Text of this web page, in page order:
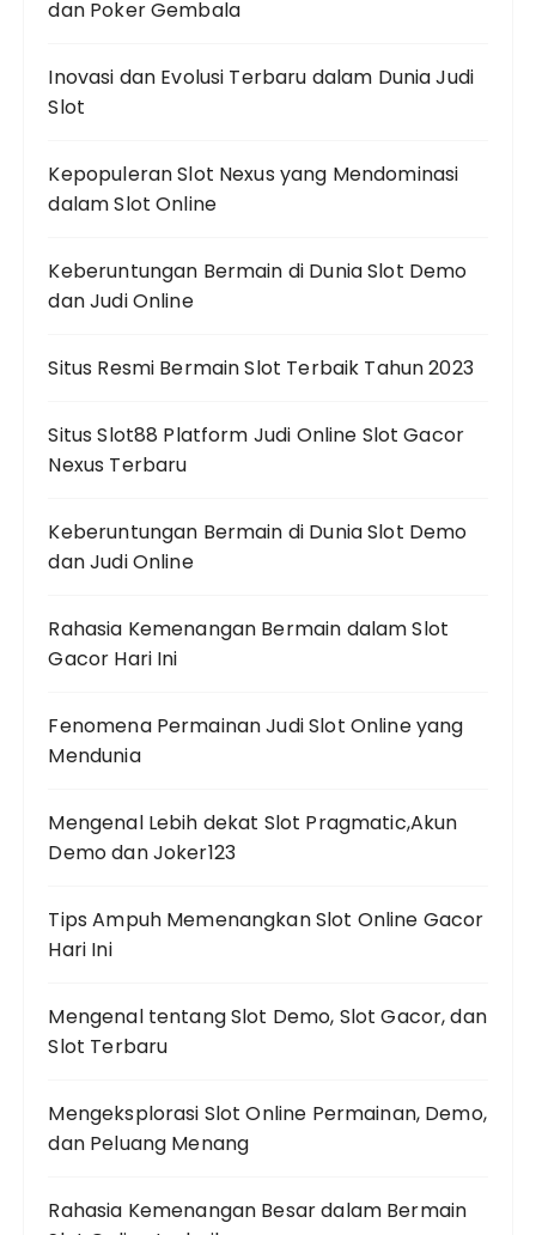
dan Poker Gembala
Inovasi dan Evolusi Terbaru dalam Dunia Judi
Slot
Kepopuleran Slot Nexus yang Mendominasi
dalam Slot Online
Keberuntungan Bermain di Dunia Slot Demo
dan Judi Online
Situs Resmi Bermain Slot Terbaik Tahun 2023
Situs Slot88 Platform Judi Online Slot Gacor
Nexus Terbaru
Keberuntungan Bermain di Dunia Slot Demo
dan Judi Online
Rahasia Kemenangan Bermain dalam Slot
Gacor Hari Ini
Fenomena Permainan Judi Slot Online yang
Mendunia
Mengenal Lebih dekat Slot Pragmatic,Akun
Demo dan Joker123
Tips Ampuh Memenangkan Slot Online Gacor
Hari Ini
Mengenal tentang Slot Demo, Slot Gacor, dan
Slot Terbaru
Mengeksplorasi Slot Online Permainan, Demo,
dan Peluang Menang
Rahasia Kemenangan Besar dalam Bermain